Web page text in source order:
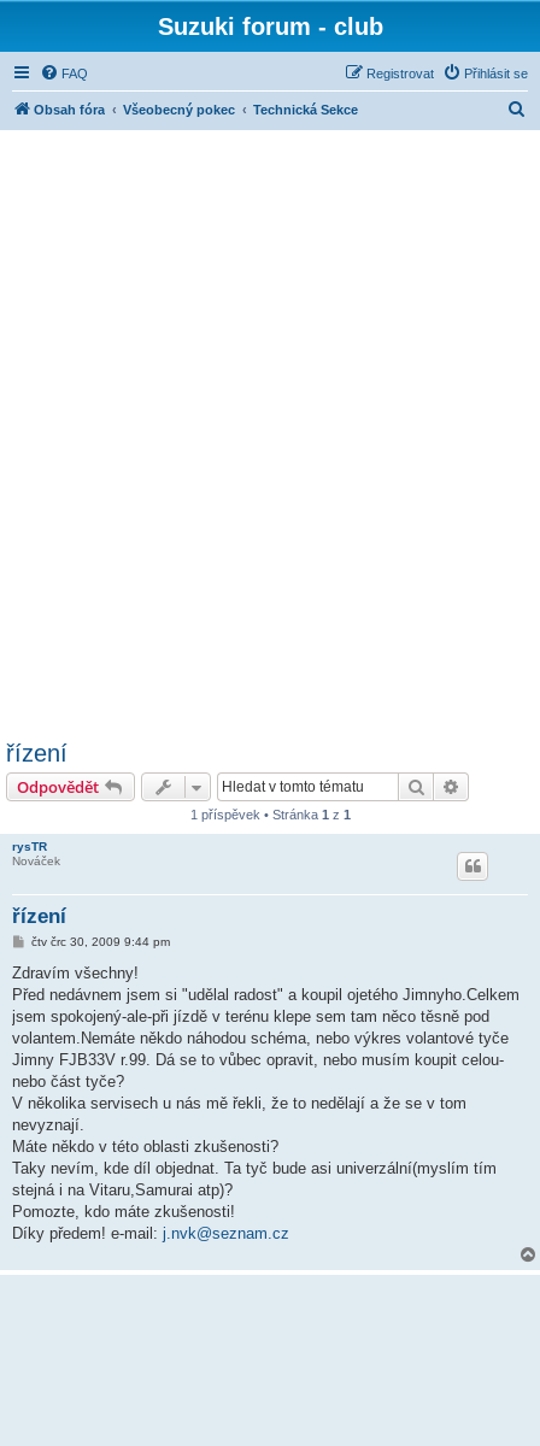
Suzuki forum - club
FAQ Přihlásit se
Registrovat
Obsah fóra Všeobecný pokec Technická Sekce
řízení
Odpovědět Hledat
1 příspěvek • Stránka 1 z 1
rysTR
Nováček
řízení
P
í
p
ě
e
k
čtv črc 30, 2009 9:44 pm
Zdravím všechny!
Před nedávnem jsem si "udělal radost" a koupil ojetého Jimnyho.Celkem
jsem spokojený-ale-při jízdě v terénu klepe sem tam něco těsně pod
volantem.Nemáte někdo náhodou schéma, nebo výkres volantové tyče
Jimny FJB33V r.99. Dá se to vůbec opravit, nebo musím koupit celou-
nebo část tyče?
V několika servisech u nás mě řekli, že to nedělají a že se v tom
nevyznají.
Máte někdo v této oblasti zkušenosti?
Taky nevím, kde díl objednat. Ta tyč bude asi univerzální(myslím tím
stejná i na Vitaru,Samurai atp)?
Pomozte, kdo máte zkušenosti!
Díky předem! e-mail: j.nvk@seznam.cz